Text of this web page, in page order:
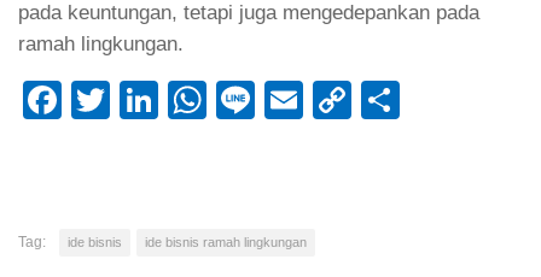
pada keuntungan, tetapi juga mengedepankan pada
ramah lingkungan.
Facebook
TwitterLinkedIn
WhatsApp
LineEmailCopy
Tag: ide bisnis ide bisnis ramah lingkungan